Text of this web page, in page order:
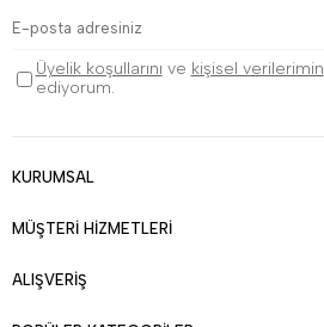
Üyelik koşullarını ve kişisel verilerimin
ediyorum.
KURUMSAL
MÜŞTERİ HİZMETLERİ
ALIŞVERİŞ